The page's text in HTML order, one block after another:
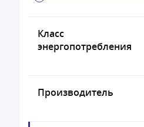
Класс
энергопотребления
Производитель